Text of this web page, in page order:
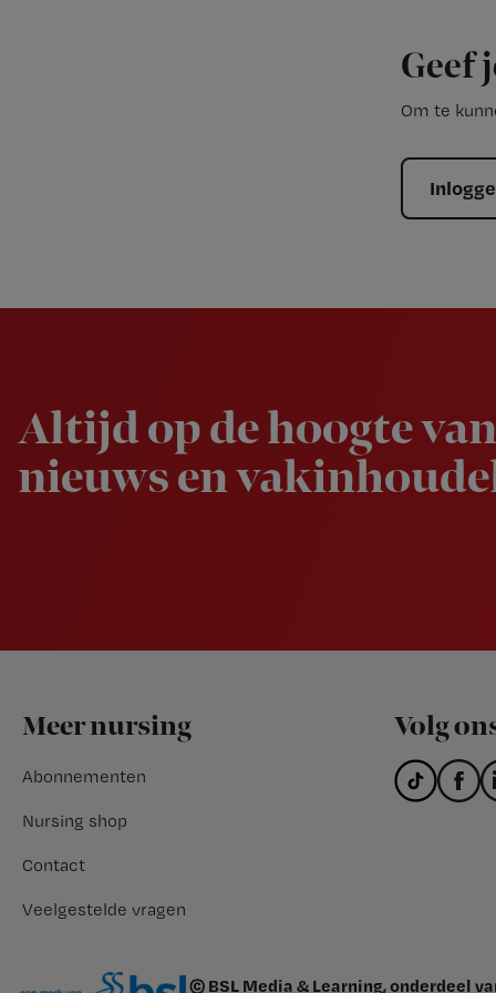
Geef
Om te
Altijd op de hoogte
nieuws en
Footer
Meer nursing
Abonnementen
Nursing shop
Contact
Veelgestelde vragen
Volg
© BSL Media & Learning, onderdeel